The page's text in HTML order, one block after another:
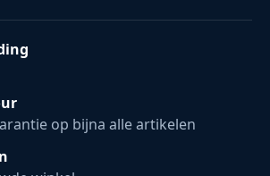
op bijna alle artikelen